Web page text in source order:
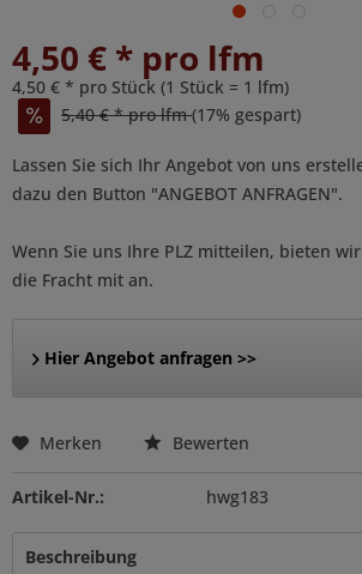
4,50 € * pro lfm
4,50 € * pro Stück (1 Stück = 1 lfm)
5,40 € * pro lfm(17% gespart)
Lassen Sie sich Ihr Angebot von uns
dazu den Button "ANGEBOT ANFRAGEN".
Wenn Sie uns Ihre PLZ mitteilen, bieten
die Fracht mit an.
Hier Angebot anfragen >>
Merken Bewerten
Artikel-Nr.: hwg183
Beschreibung